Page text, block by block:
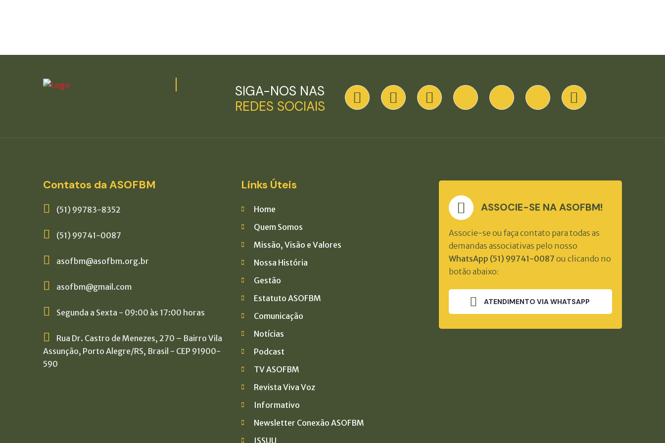
SIGA-NOS NAS
REDES SOCIAIS
Contatos da ASOFBM
(51) 99783-8352
(51) 99741-0087
asofbm@asofbm.org.br
asofbm@gmail.com
Segunda a Sexta - 09:00 às 17:00 horas
Rua Dr. Castro de Menezes, 270 – Bairro Vila
Assunção, Porto Alegre/RS, Brasil - CEP 91900-
590
Links Úteis
Home
Quem Somos
Missão, Visão e Valores
Nossa História
Gestão
Estatuto ASOFBM
Comunicação
Notícias
Podcast
TV ASOFBM
Revista Viva Voz
Informativo
Newsletter Conexão ASOFBM
ISSUU
ASSOCIE-SE NA ASOFBM!
Associe-se ou faça contato para todas as
demandas associativas pelo nosso
WhatsApp (51) 99741-0087 ou clicando no
botão abaixo:
ATENDIMENTO VIA WHATSAPP